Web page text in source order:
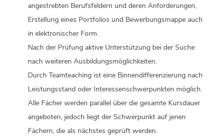
angestrebten Berufsfeldern und deren Anforderungen,
Erstellung eines Portfolios und Bewerbungsmappe auch
in elektronischer Form.
Nach der Prüfung aktive Unterstützung bei der Suche
nach weiteren Ausbildungsmöglichkeiten.
Durch Teamteaching ist eine Binnendifferenzierung nach
Leistungsstand oder Interessenschwerpunkten möglich.
Alle Fächer werden parallel über die gesamte Kursdauer
angeboten, jedoch liegt der Schwerpunkt auf jenen
Fächern, die als nächstes geprüft werden.